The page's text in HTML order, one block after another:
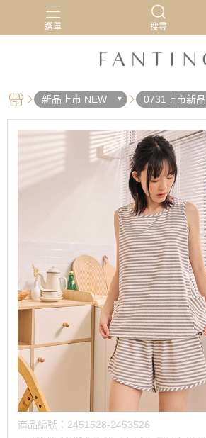
選單 搜尋
居家服 最新活動 有機棉 睡衣
新品上市 NEW 0731上市新品
商品編號： 2451528-2453526